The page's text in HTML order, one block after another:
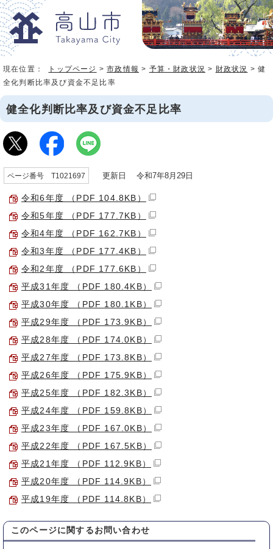
現在位置： トップページ >市政情報 > 予算・財政状況 > 財政状況 > 健
全化判断比率及び資金不足比率
健全化判断比率及び資金不足比率
ページ番号 T1021697 更新日 令和7年8月29日
令和6年度 （PDF 104.8KB）
令和5年度 （PDF 177.7KB）
令和4年度 （PDF 162.7KB）
令和3年度 （PDF 177.4KB）
令和2年度 （PDF 177.6KB）
平成31年度 （PDF 180.4KB）
平成30年度 （PDF 180.1KB）
平成29年度 （PDF 173.9KB）
平成28年度 （PDF 174.0KB）
平成27年度 （PDF 173.8KB）
平成26年度 （PDF 175.9KB）
平成25年度 （PDF 182.3KB）
平成24年度 （PDF 159.8KB）
平成23年度 （PDF 167.0KB）
平成22年度 （PDF 167.5KB）
平成21年度 （PDF 112.9KB）
平成20年度 （PDF 114.9KB）
平成19年度 （PDF 114.8KB）
このページに関する お問い合わせ